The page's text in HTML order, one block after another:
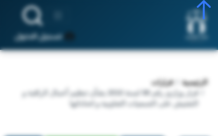
تسجيل الدخول
الرئيسية
قرارات
قرار وزاري رقم 98 لسنة 2010 بشأن تنظيم أعمال الراقبة و
التفتيش على الجمعيات التعاونية و اتحاداتها